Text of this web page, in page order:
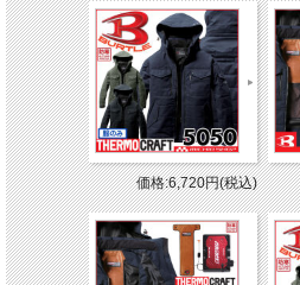
価格:6,720円(税込)